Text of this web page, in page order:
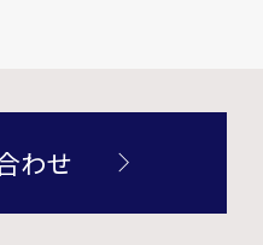
わせ